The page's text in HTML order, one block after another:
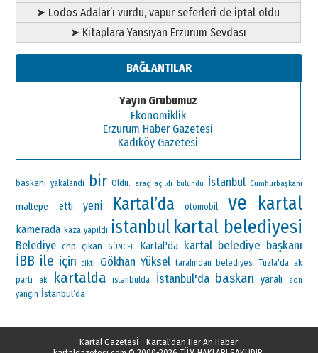
➤ Lodos Adalar’ı vurdu, vapur seferleri de iptal oldu
➤ Kitaplara Yansıyan Erzurum Sevdası
BAĞLANTILAR
Yayın Grubumuz
Ekonomiklik
Erzurum Haber Gazetesi
Kadıköy Gazetesi
baskani yakalandı bir Oldu. araç açıldı bulundu İstanbul Cumhurbaşkanı
maltepe etti yeni Kartal’da otomobil ve kartal
kamerada kaza yapıldı istanbul kartal belediyesi
Belediye chp çıkan GÜNCEL Kartal'da kartal belediye başkanı
İBB ile için cikti Gökhan Yüksel tarafından belediyesi Tuzla'da ak
parti
ak kartalda istanbulda İstanbul'da baskan yaralı son
yangin İstanbul’da
Kartal Gazetesİ - Kartal'dan Her An Haber